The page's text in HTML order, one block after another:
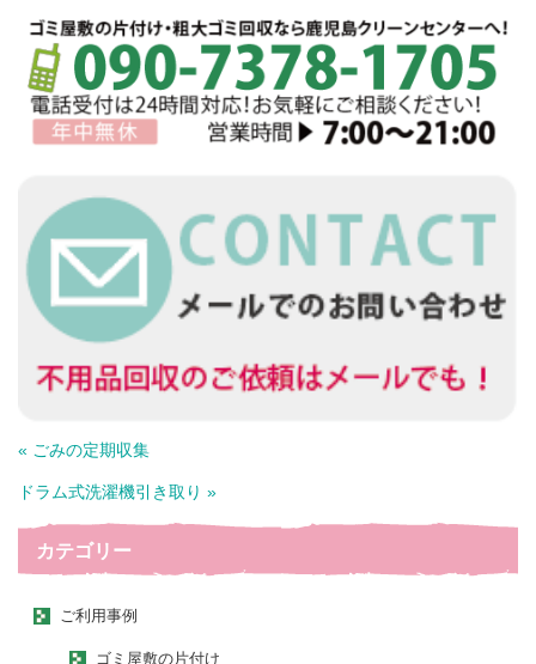
« ごみの定期収集
ドラム式洗濯機引き取り »
カテゴリー
ご利用事例
ゴミ屋敷の片付け